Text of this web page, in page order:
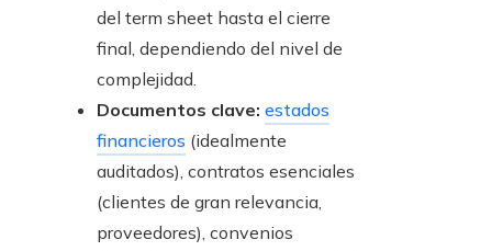
del term sheet hasta el cierre
final, dependiendo del nivel de
complejidad.
Documentos clave: estados
financieros (idealmente
auditados), contratos esenciales
(clientes de gran relevancia,
proveedores), convenios